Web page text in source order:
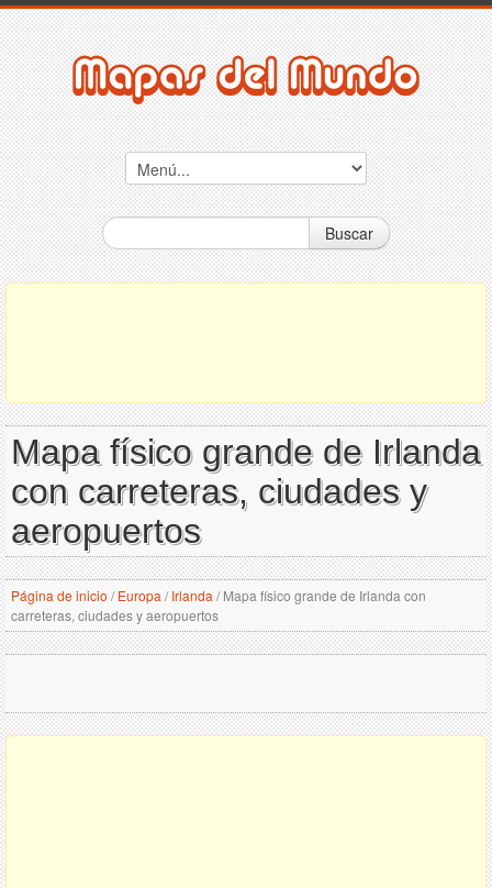
Buscar
Mapa físico grande de Irlanda
con carreteras, ciudades y
aeropuertos
Página de inicio / Europa / Irlanda /Mapa físico grande de Irlanda con
carreteras, ciudades y aeropuertos